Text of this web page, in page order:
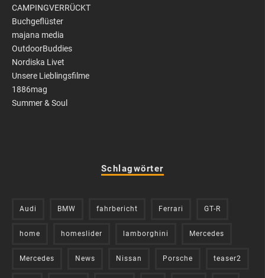
CAMPINGVERRÜCKT
Buchgeflüster
majana media
OutdoorBuddies
Nordiska Livet
Unsere Lieblingsfilme
1886mag
Summer & Soul
Schlagwörter
Audi BMW fahrbericht Ferrari GT-R
home homeslider lamborghini Mercedes
Mercedes News Nissan Porsche teaser2